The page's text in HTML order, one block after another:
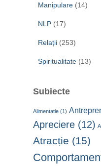
Manipulare(14)
NLP(17)
Relații(253)
Spiritualitate(13)
Subiecte
Alimentatie(1)
Apreciere(12)
Atracție (15)